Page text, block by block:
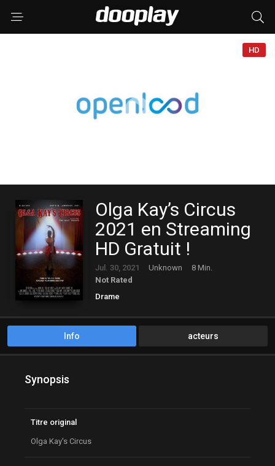
HD
Olga Kay’s Circus
2021 en Streaming
HD Gratuit !
Jul. 30, 2021 Unknown
8 Min.
Not Rated
Drame
Info acteurs
Synopsis
Titre original
Olga Kay's Circus